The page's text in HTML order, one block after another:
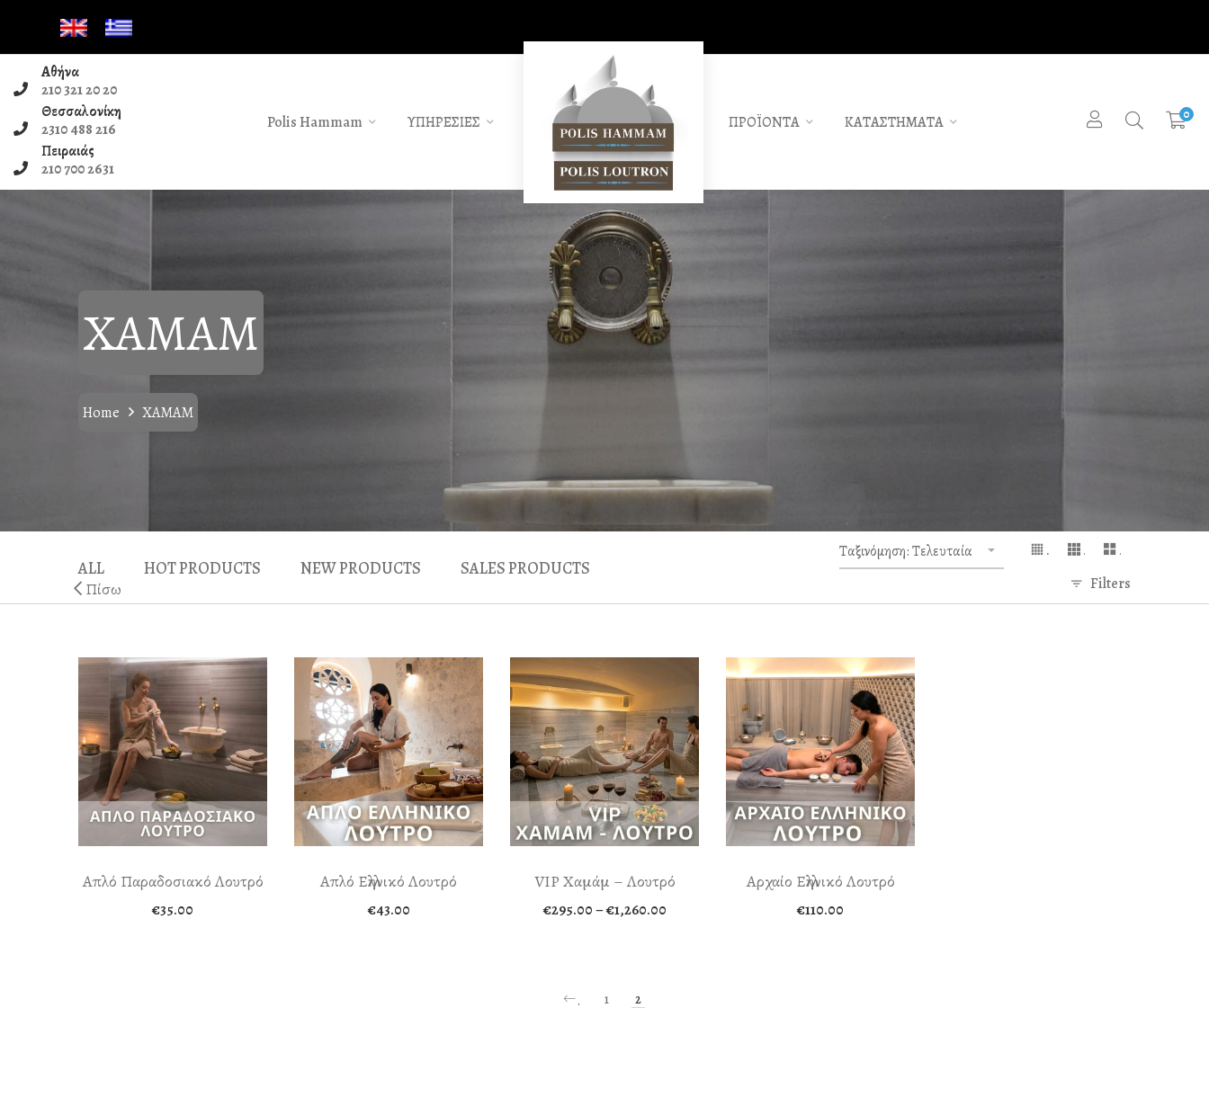
Αθήνα
210 321 20 20
Θεσσαλονίκη
2310 488 216
Πειραιάς
210 700 2631
Polis Hammam ΥΠΗΡΕΣΙΕΣ ΠΡΟΪΟΝΤΑ ΚΑΤΑΣΤΗΜΑΤΑ 0
XAMAM
Home XAMAM
ALL HOT PRODUCTS NEW PRODUCTS SALES PRODUCTS
Ταξινόμηση: Τελευταία . . .
Filters
Πίσω
Απλό Παραδοσιακό Λουτρό
€35.00
Απλό Ελληνικό Λουτρό
€43.00
VIP Χαμάμ – Λουτρό
€295.00–€1,260.00Price
Αρχαίο Ελληνικό Λουτρό
€110.00
. 1 2